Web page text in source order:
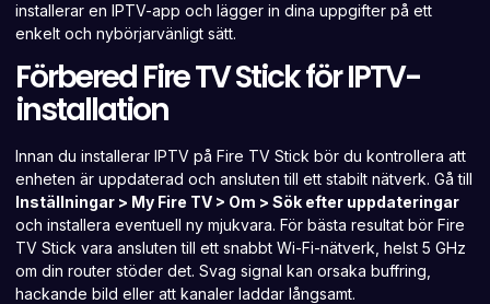
installerar en IPTV-app och lägger in dina uppgifter på ett
enkelt och nybörjarvänligt sätt.
Förbered Fire TV Stick för IPTV-
installation
Innan du installerar IPTV på Fire TV Stick bör du kontrollera att
enheten är uppdaterad och ansluten till ett stabilt nätverk. Gå till
Inställningar > My Fire TV > Om > Sök efter uppdateringar
och installera eventuell ny mjukvara. För bästa resultat bör Fire
TV Stick vara ansluten till ett snabbt Wi-Fi-nätverk, helst 5 GHz
om din router stöder det. Svag signal kan orsaka buffring,
hackande bild eller att kanaler laddar långsamt.